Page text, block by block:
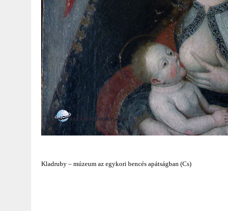
Kladruby – múzeum az egykori bencés apátságban (Cs)